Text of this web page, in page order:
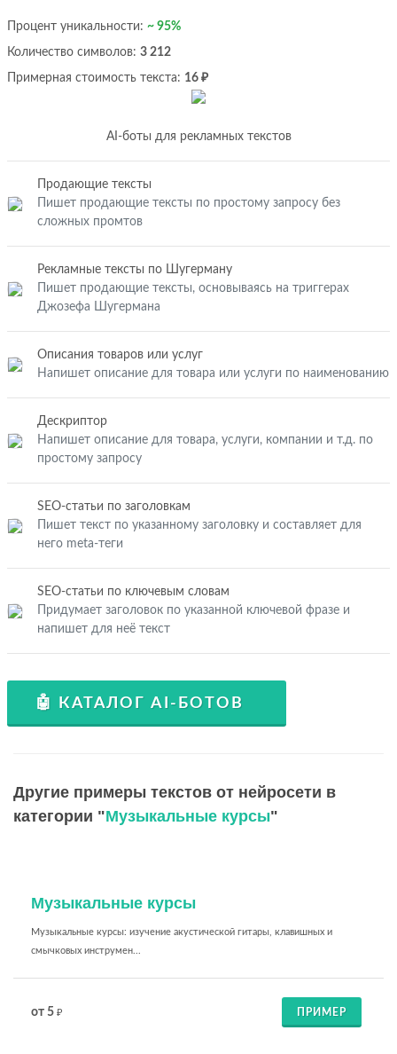
Процент уникальности: ~ 95%
Количество символов: 3 212
Примерная стоимость текста: 16 ₽
AI-боты для рекламных текстов
Продающие тексты
Пишет продающие тексты по простому запросу без
сложных промтов
Рекламные тексты по Шугерману
Пишет продающие тексты, основываясь на триггерах
Джозефа Шугермана
Описания товаров или услуг
Напишет описание для товара или услуги по наименованию
Дескриптор
Напишет описание для товара, услуги, компании и т.д. по
простому запросу
SEO-статьи по заголовкам
Пишет текст по указанному заголовку и составляет для
него meta-теги
SEO-статьи по ключевым словам
Придумает заголовок по указанной ключевой фразе и
напишет для неё текст
🤖 КАТАЛОГ AI-БОТОВ
Другие примеры текстов от нейросети в
категории "Музыкальные курсы"
Музыкальные курсы
Музыкальные курсы: изучение акустической гитары, клавишных и
смычковых инструмен...
от 5 ₽ ПРИМЕР